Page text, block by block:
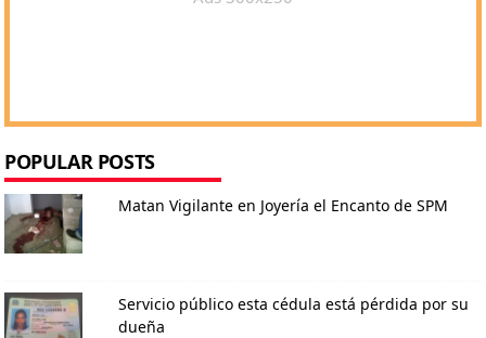
POPULAR POSTS
Matan Vigilante en Joyería el Encanto de SPM
Servicio público esta cédula está pérdida por su
dueña